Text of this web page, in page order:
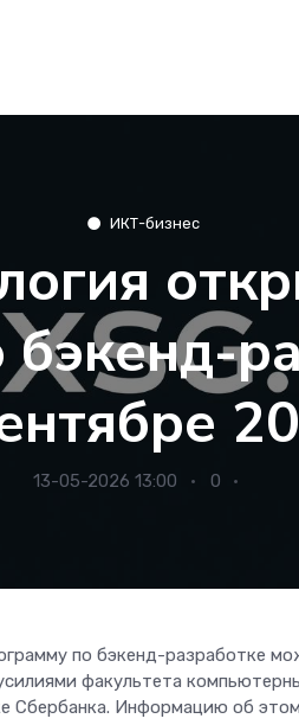
ИКТ-бизнес
13-05-2026 13:00 0
по бэкенд-разработке
факультета
Сбербанка. Информацию об